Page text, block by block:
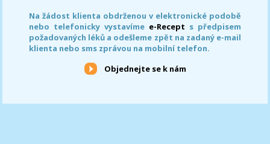
Na žádost klienta obdrženou v elektronické podobě
nebo telefonicky vystavíme e-Recept s předpisem
požadovaných léků a odešleme zpět na zadaný e-mail
klienta nebo sms zprávou na mobilní telefon.
Objednejte se k nám